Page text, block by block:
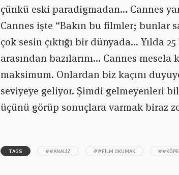
çünkü eski paradigmadan… Cannes
Cannes işte “Bakın bu filmler;
çok sesin çıktığı bir dünyada… Yılda
arasından bazılarını… Cannes
maksimum. Onlardan biz kaçını
seviyeye geliyor. Şimdi gelmeyenleri
üçünü görüp sonuçlara varmak biraz
TAGS ##ANALIZ ##FILM OKUMAK